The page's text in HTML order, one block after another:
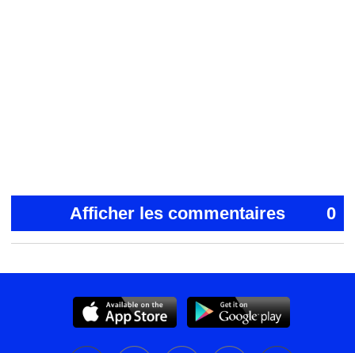
Afficher les commentaires 0